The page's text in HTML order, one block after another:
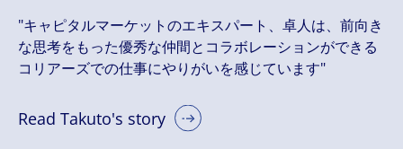
"キャピタルマーケットのエキスパート、卓人は、前向き
な思考をもった優秀な仲間とコラボレーションができる
コリアーズでの仕事にやりがいを感じています"
Read Takuto's story